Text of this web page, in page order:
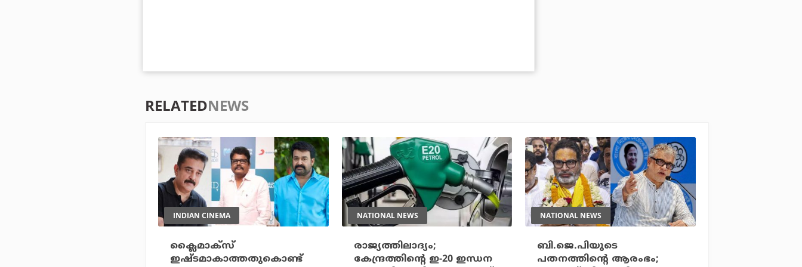
RELATEDNEWS
INDIAN CINEMA
ക്ലൈമാക്‌സ്
ഇഷ്ടമാകാത്തതുകൊണ്ട്
NATIONAL NEWS
രാജ്യത്തിലാദ്യം;
കേന്ദ്രത്തിന്റെ ഇ-20 ഇന്ധന
NATIONAL NEWS
ബി.ജെ.പിയുടെ
പതനത്തിന്റെ ആരംഭം;